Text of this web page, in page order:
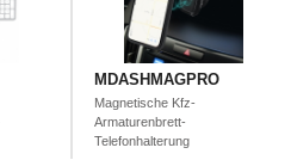
MDASHMAGPRO
Magnetische Kfz-
Armaturenbrett-
Telefonhalterung